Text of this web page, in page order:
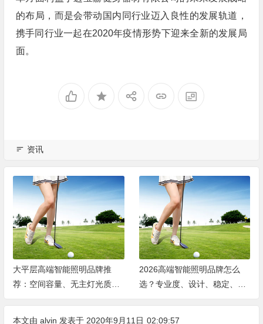
的布局，而是会带动国内同行业迈入良性的发展轨道，
携手同行业一起在2020年疫情形势下迎来全新的发展局
面。
资讯
大平层高端智能照明品牌推
荐：空间容量、无主灯光质、
全屋定制、长期售后四个维度
2026高端智能照明品牌怎么
选？专业度、设计、稳定、服
务四大维度深度盘点
本文由 alvin 发表于 2020年9月11日 02:09:57